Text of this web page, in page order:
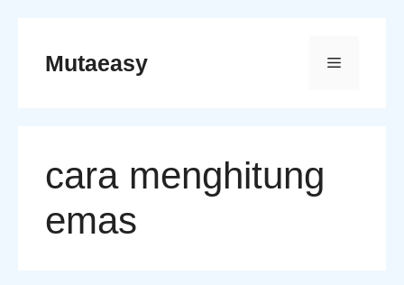
contentMutaeasy Menu
cara menghitung
emas